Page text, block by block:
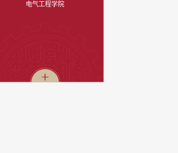
电气工程学院